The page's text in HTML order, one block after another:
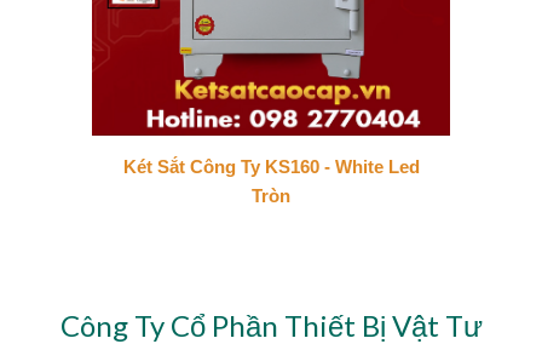
Két Sắt Công Ty KS160 - White Led
Tròn
Công Ty Cổ Phần Thiết Bị Vật Tư